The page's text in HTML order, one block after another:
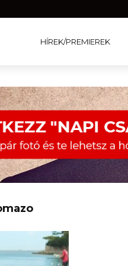
HÍREK/PREMIEREK